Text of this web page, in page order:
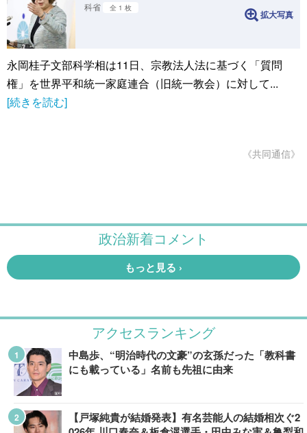
科省
全 1 枚
拡大写真
永岡桂子文部科学相は11日、宗教法人法に基づく「質問
権」を世界平和統一家庭連合（旧統一教会）に対して...
[続きを読む]
《共同通信》
アクセスランキング
中島歩、“明治時代の文豪”の玄孫だった「教科書
にも載っている」名前も先祖に由来
【戸塚純貴が結婚発表】有名芸能人の結婚相次ぐ2